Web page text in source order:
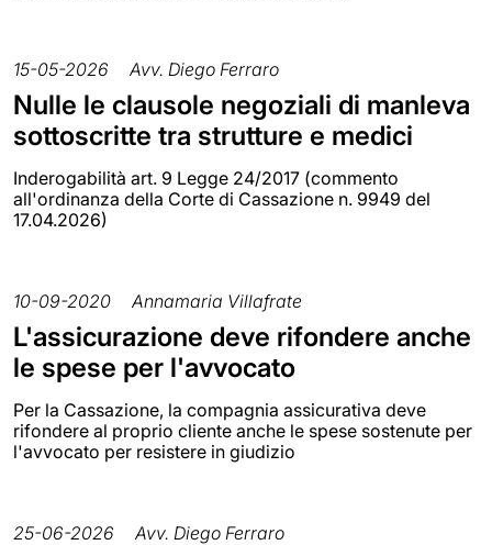
15-05-2026 Avv. Diego Ferraro
Nulle le clausole negoziali di manleva
sottoscritte tra strutture e medici
Inderogabilità art. 9 Legge 24/2017 (commento
all'ordinanza della Corte di Cassazione n. 9949 del
17.04.2026)
10-09-2020 Annamaria Villafrate
L'assicurazione deve rifondere anche
le spese per l'avvocato
Per la Cassazione, la compagnia assicurativa deve
rifondere al proprio cliente anche le spese sostenute per
l'avvocato per resistere in giudizio
25-06-2026 Avv. Diego Ferraro